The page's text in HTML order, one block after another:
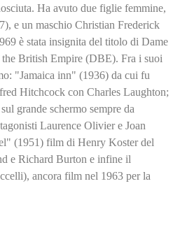
Ha avuto due figlie femmine,
e un maschio Christian Frederick
è stata insignita del titolo di Dame
British Empire (DBE). Fra i suoi
"Jamaica inn" (1936) da cui fu
Hitchcock con Charles Laughton;
grande schermo sempre da
Laurence Olivier e Joan
(1951) film di Henry Koster del
e Richard Burton e infine il
ancora film nel 1963 per la